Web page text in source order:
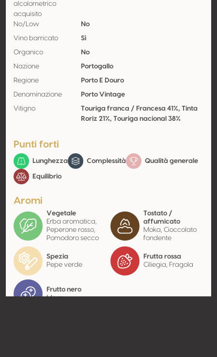
alcolometrico
acquisito
No/Low No
Vino barricato Sì
Organico No
Nazione Portogallo
Regione Porto E Douro
Denominazione Porto Vintage
Vitigno
Touriga franca / Francesa 41%, Tinta
Roriz 21%, Touriga nacional 38%
Punti forti
Lunghezza Complessità Qualità generale
Equilibrio
Aromi
Vegetale
Erba aromatica,
Peperone rosso,
Pomodoro secco
Tostato /
affumicato
Moka, Cioccolato
fondente
Spezia
Pepe verde
Frutta rossa
Ciliegia, Fragola
Frutto nero
Mora